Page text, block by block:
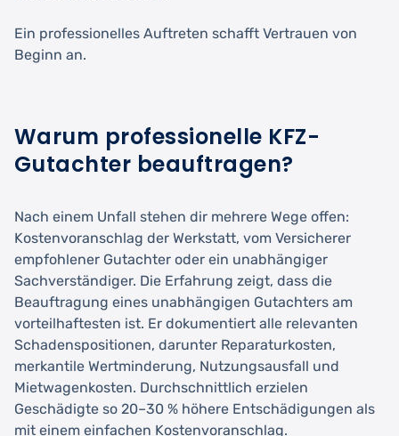
Ein professionelles Auftreten schafft Vertrauen von
Beginn an.
Warum professionelle KFZ-
Gutachter beauftragen?
Nach einem Unfall stehen dir mehrere Wege offen:
Kostenvoranschlag der Werkstatt, vom Versicherer
empfohlener Gutachter oder ein unabhängiger
Sachverständiger. Die Erfahrung zeigt, dass die
Beauftragung eines unabhängigen Gutachters am
vorteilhaftesten ist. Er dokumentiert alle relevanten
Schadenspositionen, darunter Reparaturkosten,
merkantile Wertminderung, Nutzungsausfall und
Mietwagenkosten. Durchschnittlich erzielen
Geschädigte so 20–30 % höhere Entschädigungen als
mit einem einfachen Kostenvoranschlag.